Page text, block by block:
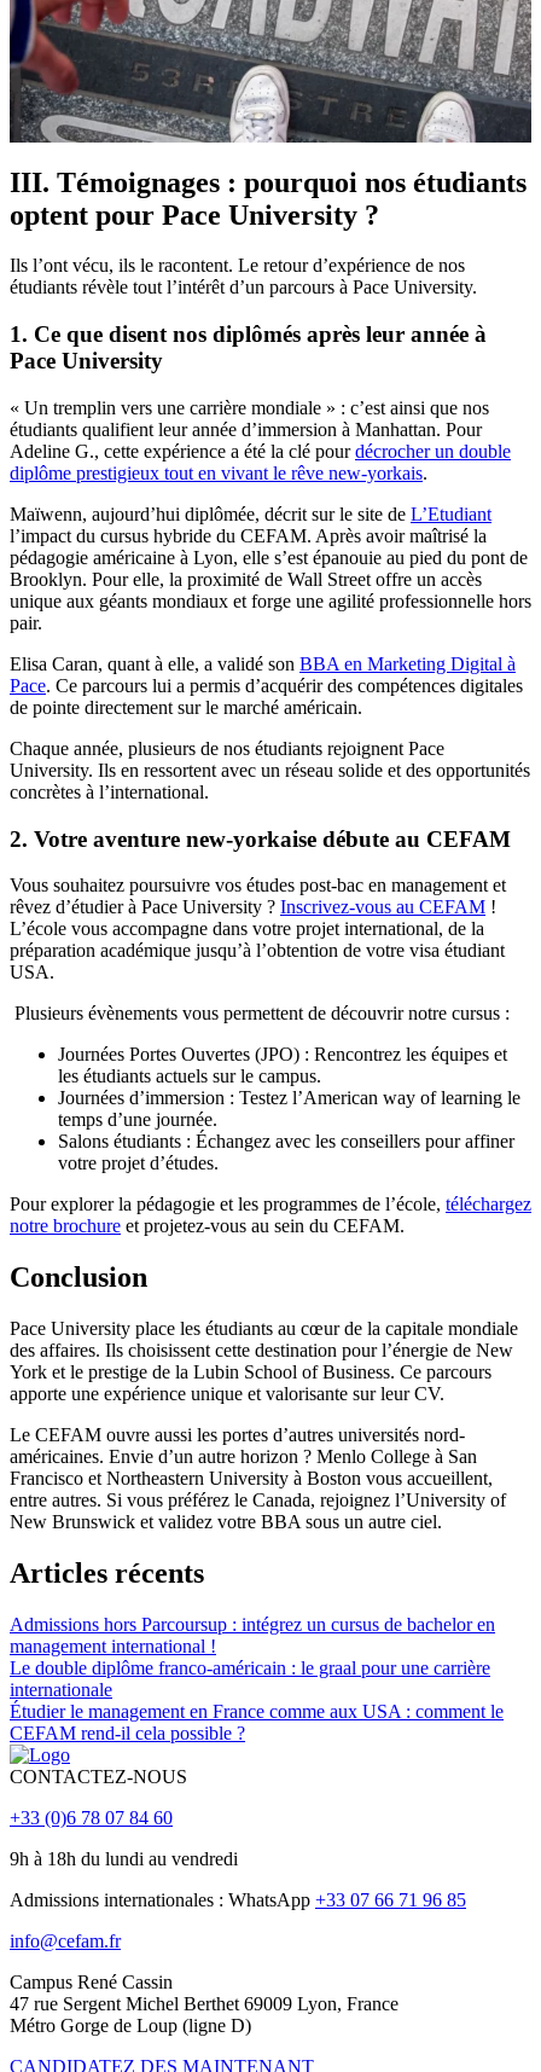
III. Témoignages : pourquoi nos étudiants
optent pour Pace University ?
Ils l’ont vécu, ils le racontent. Le retour d’expérience de nos
étudiants révèle tout l’intérêt d’un parcours à Pace University.
1. Ce que disent nos diplômés après leur année à
Pace University
« Un tremplin vers une carrière mondiale » : c’est ainsi que nos
étudiants qualifient leur année d’immersion à Manhattan. Pour
Adeline G., cette expérience a été la clé pourdécrocher un double
diplôme prestigieux tout en vivant le rêve new-yorkais.
Maïwenn, aujourd’hui diplômée, décrit sur le site de L’Etudiant
l’impact du cursus hybride du CEFAM. Après avoir maîtrisé la
pédagogie américaine à Lyon, elle s’est épanouie au pied du pont de
Brooklyn. Pour elle, la proximité de Wall Street offre un accès
unique aux géants mondiaux et forge une agilité professionnelle hors
pair.
Elisa Caran, quant à elle, a validé son BBA en Marketing Digital à
Pace. Ce parcours lui a permis d’acquérir des compétences digitales
de pointe directement sur le marché américain.
Chaque année, plusieurs de nos étudiants rejoignent Pace
University. Ils en ressortent avec un réseau solide et des opportunités
concrètes à l’international.
2. Votre aventure new-yorkaise débute au CEFAM
Vous souhaitez poursuivre vos études post-bac en management et
rêvez d’étudier à Pace University ? Inscrivez-vous au CEFAM !
L’école vous accompagne dans votre projet international, de la
préparation académique jusqu’à l’obtention de votre visa étudiant
USA.
Plusieurs évènements vous permettent de découvrir notre cursus :
Journées Portes Ouvertes (JPO) : Rencontrez les équipes et
les étudiants actuels sur le campus.
Journées d’immersion : Testez l’American way of learning le
temps d’une journée.
Salons étudiants : Échangez avec les conseillers pour affiner
votre projet d’études.
Pour explorer la pédagogie et les programmes de l’école, téléchargez
notre brochure et projetez-vous au sein du CEFAM.
Conclusion
Pace University place les étudiants au cœur de la capitale mondiale
des affaires. Ils choisissent cette destination pour l’énergie de New
York et le prestige de la Lubin School of Business. Ce parcours
apporte une expérience unique et valorisante sur leur CV.
Le CEFAM ouvre aussi les portes d’autres universités nord-
américaines. Envie d’un autre horizon ? Menlo College à San
Francisco et Northeastern University à Boston vous accueillent,
entre autres. Si vous préférez le Canada, rejoignez l’University of
New Brunswick et validez votre BBA sous un autre ciel.
Articles récents
Admissions hors Parcoursup : intégrez un cursus de bachelor en
management international !
Le double diplôme franco-américain : le graal pour une carrière
internationale
Étudier le management en France comme aux USA : comment le
CEFAM rend-il cela possible ?
CONTACTEZ-NOUS
+33 (0)6 78 07 84 60
9h à 18h du lundi au vendredi
Admissions internationales : WhatsApp +33 07 66 71 96 85
info@cefam.fr
Campus René Cassin
47 rue Sergent Michel Berthet 69009 Lyon, France
Métro Gorge de Loup (ligne D)
CANDIDATEZ DES MAINTENANT